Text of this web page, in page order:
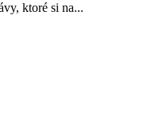
ktoré si na...